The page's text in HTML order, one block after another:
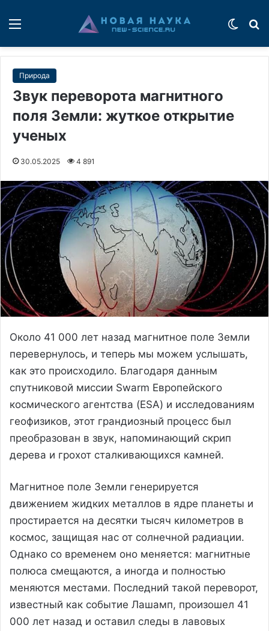
Природа
Звук переворота магнитного
поля Земли: жуткое открытие
ученых
30.05.2025 4 891
Около 41 000 лет назад магнитное поле Земли
перевернулось, и теперь мы можем услышать,
как это происходило. Благодаря данным
спутниковой миссии Swarm Европейского
космического агентства (ESA) и исследованиям
геофизиков, этот грандиозный процесс был
преобразован в звук, напоминающий скрип
дерева и грохот сталкивающихся камней.
Магнитное поле Земли генерируется
движением жидких металлов в ядре планеты и
простирается на десятки тысяч километров в
космос, защищая нас от солнечной радиации.
Однако со временем оно меняется: магнитные
полюса смещаются, а иногда и полностью
меняются местами. Последний такой переворот,
известный как событие Лашамп, произошел 41
000 лет назад и оставил следы в лавовых